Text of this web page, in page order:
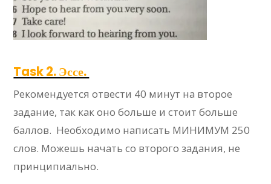
Task 2. Эссе.
Рекомендуется отвести 40 минут на второе
задание, так как оно больше и стоит больше
баллов. Необходимо написать МИНИМУМ 250
слов. Можешь начать со второго задания, не
принципиально.